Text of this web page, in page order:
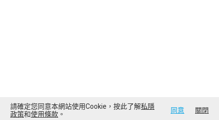
請確定您同意本網站使用Cookie，按此了解私隱
政策和使用條款 。 同意 關閉